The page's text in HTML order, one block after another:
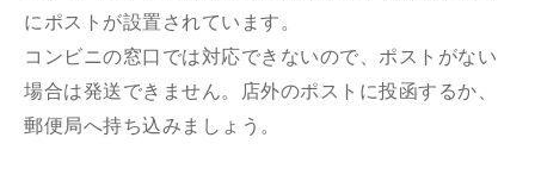
にポストが設置されています。
コンビニの窓口では対応できないので、ポストがない
場合は発送できません。店外のポストに投函するか、
郵便局へ持ち込みましょう。